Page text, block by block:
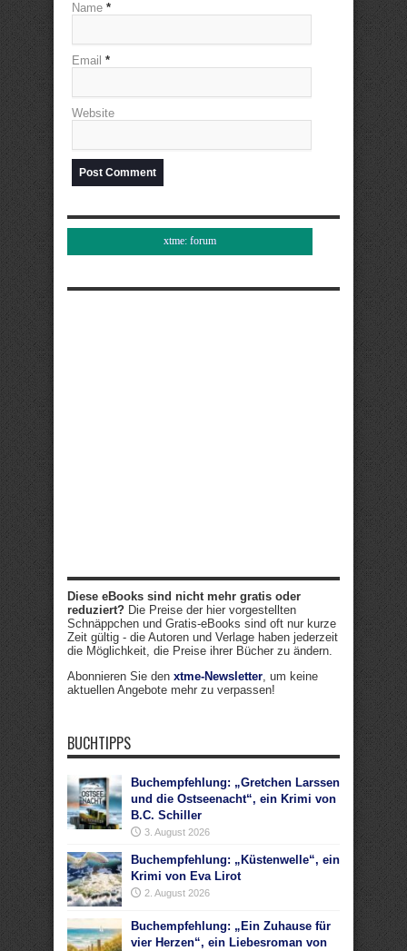
Name *
Email *
Website
xtme: forum
Diese eBooks sind nicht mehr gratis oder
reduziert? Die Preise der hier vorgestellten
Schnäppchen und Gratis-eBooks sind oft nur kurze
Zeit gültig - die Autoren und Verlage haben jederzeit
die Möglichkeit, die Preise ihrer Bücher zu ändern.
Abonnieren Sie den xtme-Newsletter, um keine
aktuellen Angebote mehr zu verpassen!
BUCHTIPPS
Buchempfehlung: „Gretchen Larssen
und die Ostseenacht“, ein Krimi von
B.C. Schiller
3. August 2026
Buchempfehlung: „Küstenwelle“, ein
Krimi von Eva Lirot
2. August 2026
Buchempfehlung: „Ein Zuhause für
vier Herzen“, ein Liebesroman von